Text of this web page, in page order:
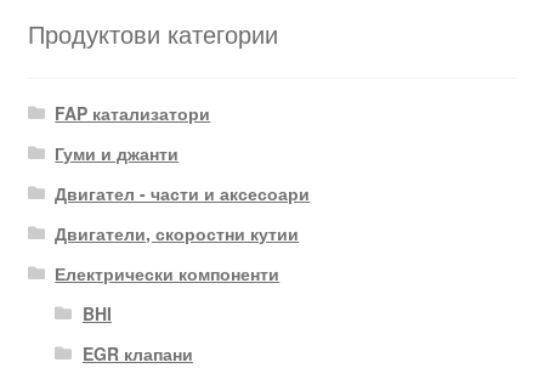
Продуктови категории
FAP катализатори
Гуми и джанти
Двигател - части и аксесоари
Двигатели, скоростни кутии
Електрически компоненти
BHI
EGR клапани